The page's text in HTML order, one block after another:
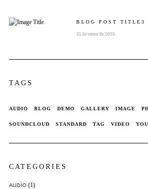
BLOG POST TITLE 3
25 de enero de 2016
TAGS
AUDIO BLOG DEMO GALLERY IMAGE
SOUNDCLOUD STANDARD TAG VIDEO
CATEGORIES
AUDIO (1)